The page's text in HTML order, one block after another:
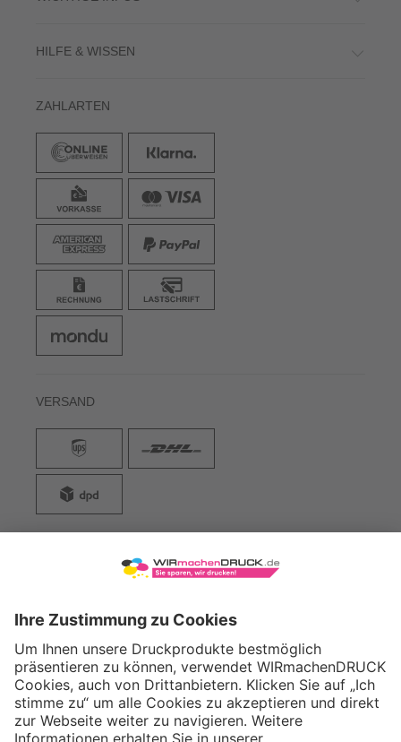
HILFE & WISSEN
ZAHLARTEN
VERSAND
WIRmachenDRUCK GmbH
71522 Backnang
Tel.: +49 (0) 711 995 982 - 20
Fax: +49 (0) 711 995 982 - 21
SOCIAL MEDIA